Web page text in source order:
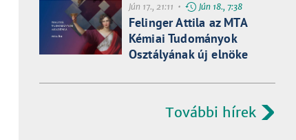
Jún 17., 21:11 • Jún 18., 7:38
Felinger Attila az MTA
Kémiai Tudományok
Osztályának új elnöke
További hírek